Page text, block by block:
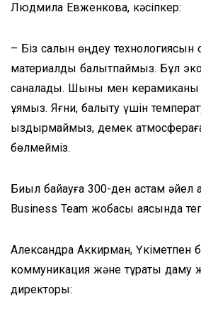
Людмила Евженкова, кәсіпкер:
– Біз салқын өңдеу технологиясын
материалды балқытпаймыз. Бұл
саналады. Шыны мен керамиканы
құямыз. Яғни, балқыту үшін
қыздырмаймыз, демек
бөлмейміз.
Биыл байқауға 300-ден астам әйел
Business Team жобасы аясында
Александра Аккирман, Үкіметпен
коммуникация және тұрақты даму
директоры: